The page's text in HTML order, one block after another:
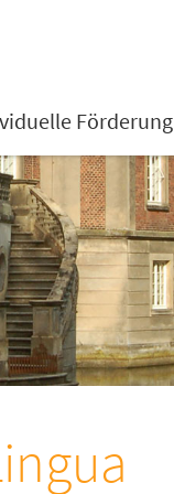
Förderung